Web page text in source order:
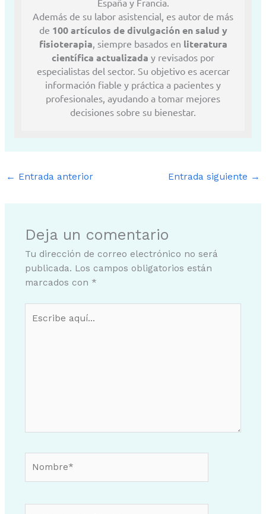
España y Francia.
Además de su labor asistencial, es autor de más
de 100 artículos de divulgación en salud y
fisioterapia, siempre basados en literatura
científica actualizada y revisados por
especialistas del sector. Su objetivo es acercar
información fiable y práctica a pacientes y
profesionales, ayudando a tomar mejores
decisiones sobre su bienestar.
← Entrada anterior Entrada siguiente →
Deja un comentario
Tu dirección de correo electrónico no será
publicada. Los campos obligatorios están
marcados con *
aquí...